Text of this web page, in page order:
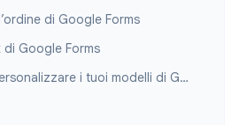
di Google Forms
Google Forms
Suggerimenti per personalizzare i tuoi modelli di Google Forms